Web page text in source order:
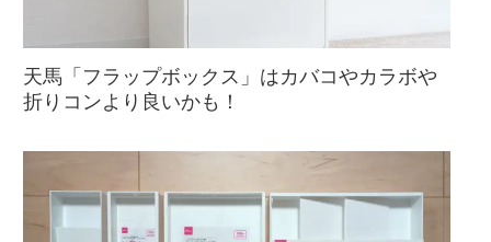
天馬「フラップボックス」はカバコやカラボや
折りコンより良いかも！